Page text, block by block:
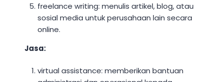
freelance writing: menulis artikel, blog, atau
sosial media untuk perusahaan lain secara
online.
Jasa:
virtual assistance: memberikan bantuan